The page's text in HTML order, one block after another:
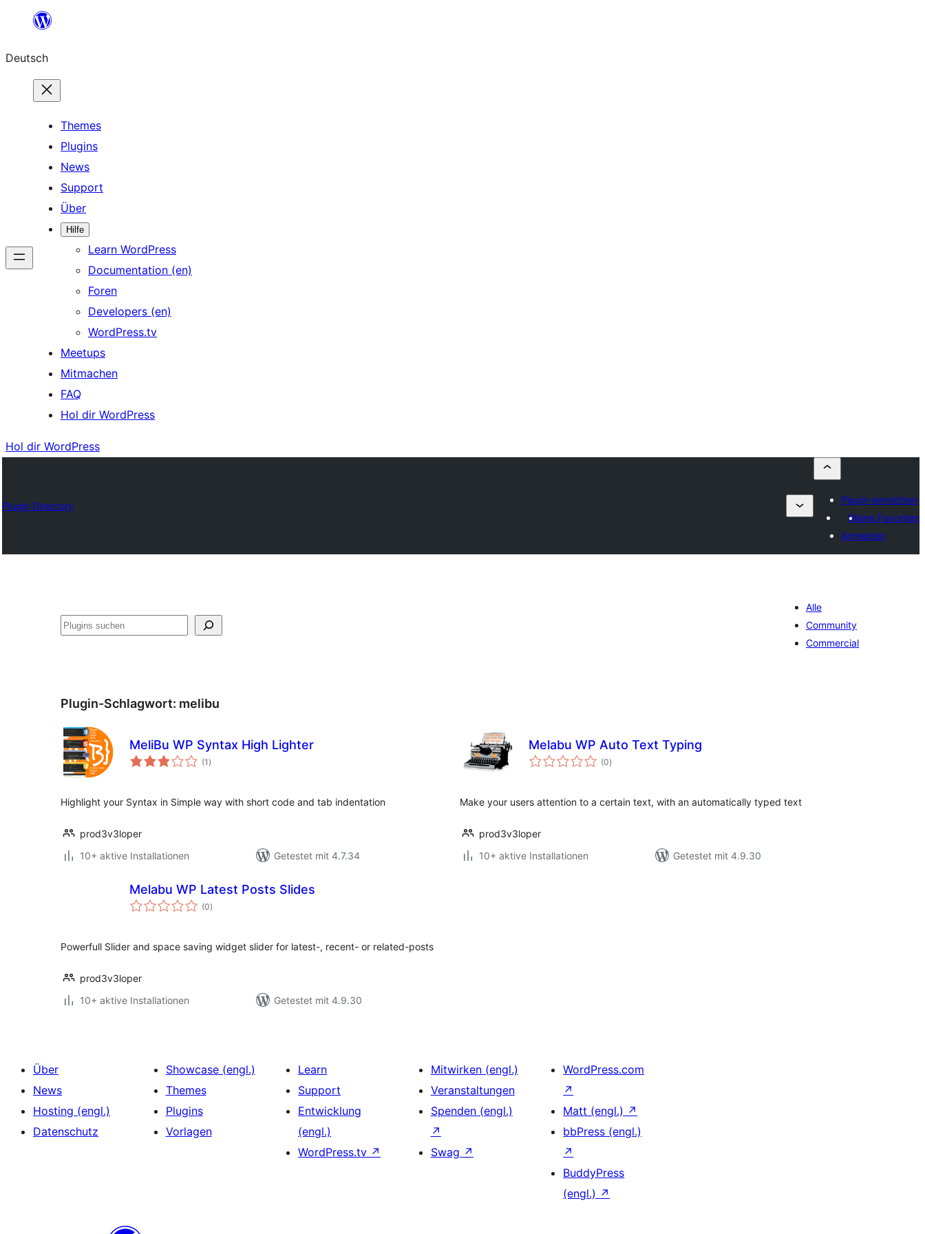
springen
Deutsch
Themes
Plugins
News
Support
Über
Hilfe
Learn WordPress
Documentation (en)
Foren
Developers (en)
WordPress.tv
Meetups
Mitmachen
FAQ
Hol dir WordPress
Hol dir WordPress
Plugin Directory
Plugin einreichen
Meine Favoriten
Anmelden
Suchen
Alle
Community
Commercial
Plugin-Schlagwort: melibu
MeliBu WP Syntax High Lighter
(1 Bewertungen
insgesamt
)
Highlight your Syntax in Simple way with short code and tab indentation
prod3v3loper
10+ aktive Installationen
Getestet mit 4.7.34
Melabu WP Auto Text Typing
(0Bewertungen
insgesamt
)
Make your users attention to a certain text, with an automatically typed text
prod3v3loper
10+ aktive Installationen
Getestet mit 4.9.30
Melabu WP Latest Posts Slides
(0Bewertungen
insgesamt
)
Powerfull Slider and space saving widget slider for latest-, recent- or related-posts
prod3v3loper
10+ aktive Installationen
Getestet mit 4.9.30
Über
News
Hosting (engl.)
Datenschutz
Showcase (engl.)
Themes
Plugins
Vorlagen
Learn
Support
Entwicklung
(engl.)
WordPress.tv ↗
Mitwirken (engl.)
Veranstaltungen
Spenden (engl.)
↗
Swag ↗
WordPress.com
↗
Matt (engl.) ↗
bbPress (engl.)
↗
BuddyPress
(engl.) ↗